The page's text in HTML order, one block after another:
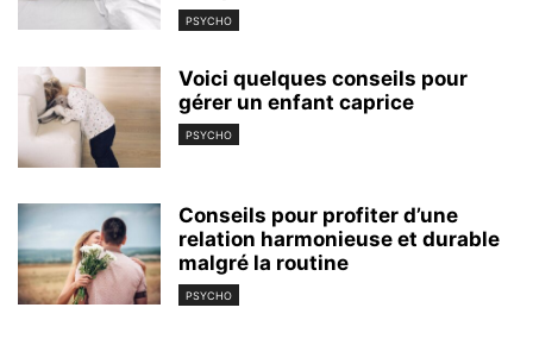
PSYCHO
Voici quelques conseils pour
gérer un enfant caprice
PSYCHO
Conseils pour profiter d’une
relation harmonieuse et durable
malgré la routine
PSYCHO